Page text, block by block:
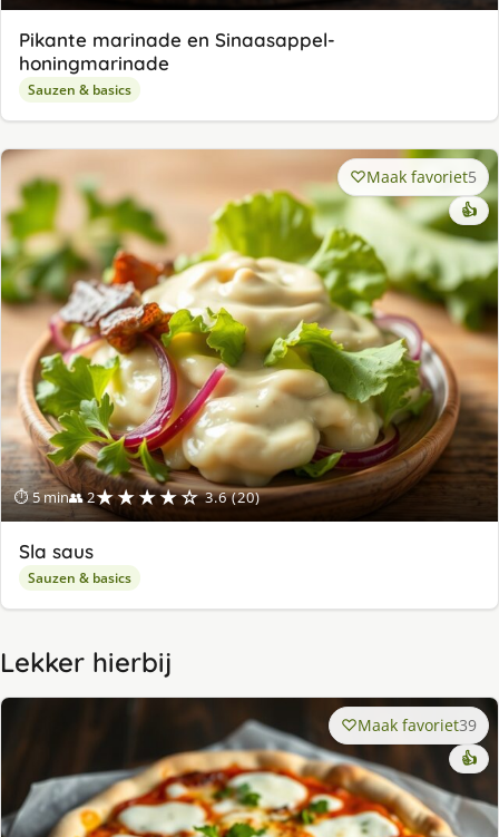
Pikante marinade en Sinaasappel-
honingmarinade
Sauzen & basics
⏱ 5 min👥 2★★★★☆ 3.6 (20)
Maak favoriet5
👍
Sla saus
Sauzen & basics
Lekker hierbij
Maak favoriet39
👍